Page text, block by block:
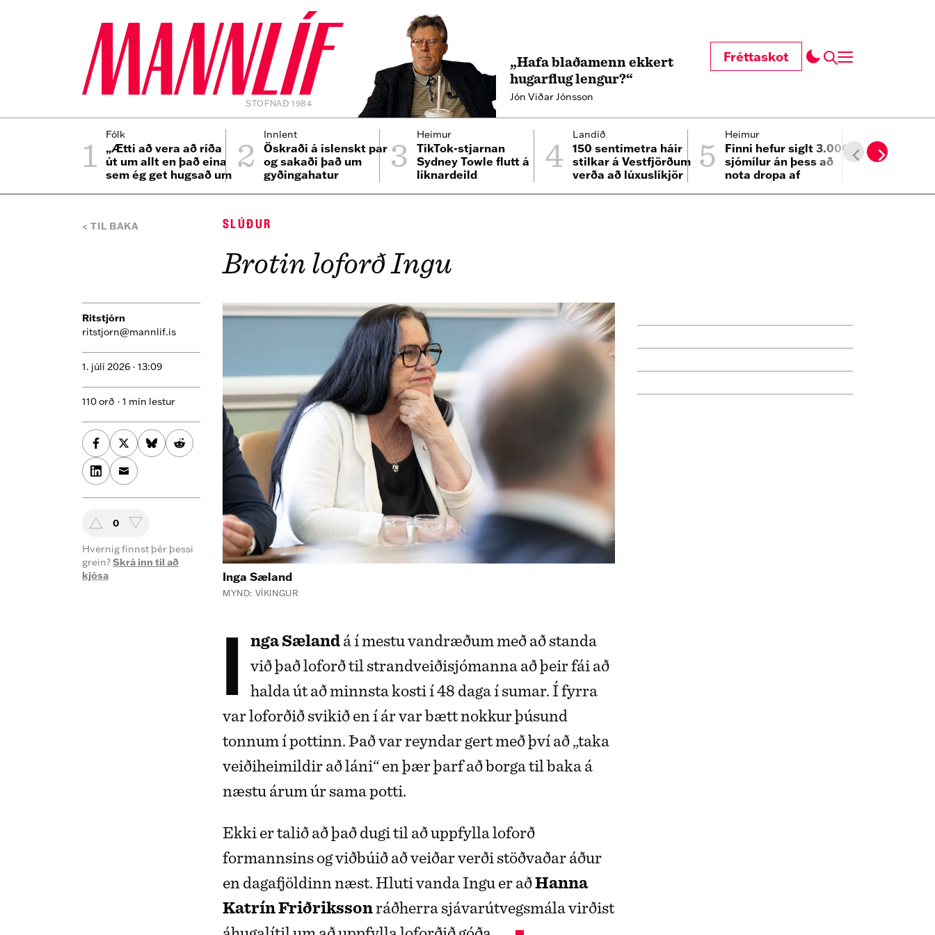
STOFNAÐ 1984
„Hafa blaðamenn ekkert
hugarflug lengur?“
Jón Viðar Jónsson
Fréttaskot
1 Fólk
„Ætti að vera að ríða
út um allt en það eina
sem ég get hugsað um 2 Innlent
Öskraði á íslenskt par
og sakaði það um
gyðingahatur
3 Heimur
TikTok-stjarnan
Sydney Towle flutt á
líknardeild
4 Landið
150 sentímetra háir
stilkar á Vestfjörðum
verða að lúxuslíkjör
5 Heimur
Finni hefur siglt 3.000
sjómílur án þess að
nota dropa af
6
Segir
TIL BAKA SLÚÐUR
Brotin loforð Ingu
Inga Sæland
MYND: VÍKINGUR
Inga Sælandá í mestu vandræðum með að standa
við það loforð til strandveiðisjómanna að þeir fái að
halda út að minnsta kosti í 48 daga í sumar. Í fyrra
var loforðið svikið en í ár var bætt nokkur þúsund
tonnum í pottinn. Það var reyndar gert með því að „taka
veiðiheimildir að láni“ en þær þarf að borga til baka á
næstu árum úr sama potti.
Ekki er talið að það dugi til að uppfylla loforð
formannsins og viðbúið að veiðar verði stöðvaðar áður
en dagafjöldinn næst. Hluti vanda Ingu er aðHanna
Katrín Friðrikssonráðherra sjávarútvegsmála virðist
Ritstjórn
ritstjorn@mannlif.is
1. júlí 2026 · 13:09
110 orð · 1 mín lestur
0
Hvernig finnst þér þessi
grein?Skrá inn til að
kjósa